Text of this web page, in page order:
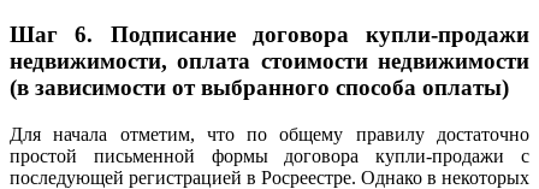
Шаг 6. Подписание договора купли-продажи
недвижимости, оплата стоимости недвижимости
(в зависимости от выбранного способа оплаты)
Для начала отметим, что по общему правилу достаточно
простой письменной формы договора купли-продажи с
последующей регистрацией в Росреестре. Однако в некоторых